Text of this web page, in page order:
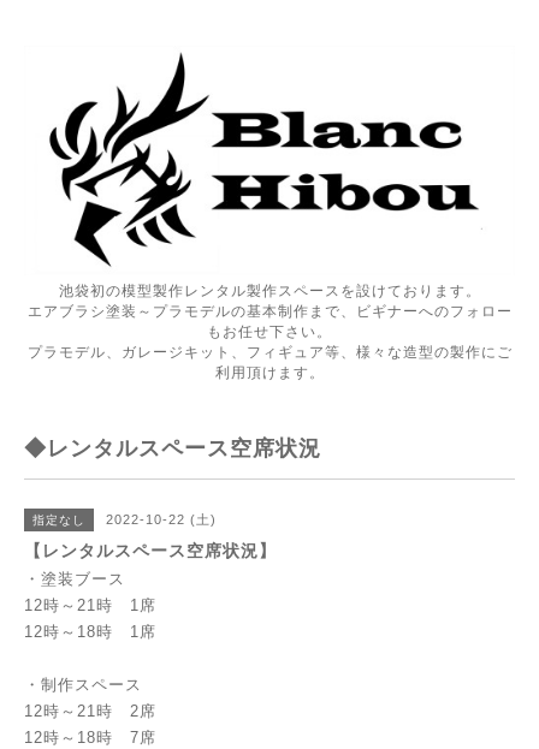
池袋初の模型製作レンタル製作スペースを設けております。
エアブラシ塗装～プラモデルの基本制作まで、ビギナーへのフォロー
もお任せ下さい。
プラモデル、ガレージキット、フィギュア等、様々な造型の製作にご
利用頂けます。
◆レンタルスペース空席状況
指定なし 2022-10-22 (土)
【レンタルスペース空席状況】
・塗装ブース
12時～21時 1席
12時～18時 1席
・制作スペース
12時～21時 2席
12時～18時 7席